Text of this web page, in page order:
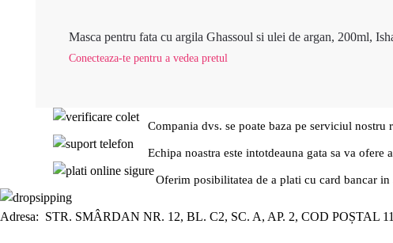
Masca pentru fata cu argila Ghassoul si ulei de argan, 200ml,
Conecteaza-te pentru a vedea pretul
Compania dvs. se poate baza pe serviciul
Echipa noastra este intotdeauna gata sa va ofere
Oferim posibilitatea de a plati cu card bancar
Adresa: STR. SMÂRDAN NR. 12, BL. C2, SC. A, AP. 2, COD POȘTAL